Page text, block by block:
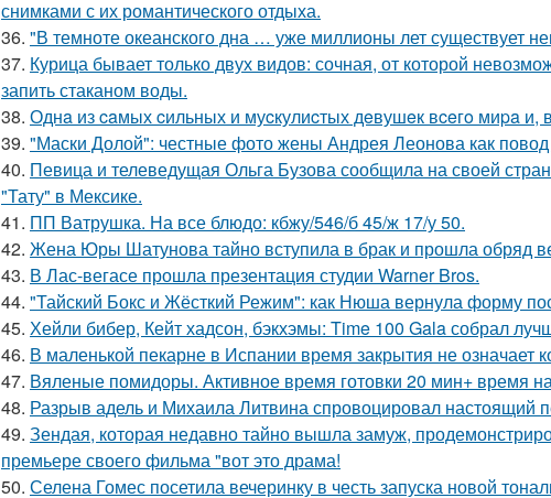
снимками с их романтического отдыха.
36. "В темноте океанского дна … уже миллионы лет существует
37. Курица бывает только двух видов: сочная, от которой
запить стаканом воды.
38. Однa из caмых cильных и муcкулиcтых дeвушeк вceгo миpa и,
39. "Маски Долой": честные фото жены Андрея Леонова как повод
40. Певица и телеведущая Ольга Бузова сообщила на своей
"Тату" в Мексике.
41. ПП Ватрушка. На все блюдо: кбжу/546/б 45/ж 17/у 50.
42. Жена Юры Шатунова тайно вступила в брак и прошла обряд
43. В Лас-вегасе прошла презентация студии Warner Bros.
44. "Тайский Бокс и Жёсткий Режим": как Нюша вернула форму
45. Хейли бибер, Кейт хадсон, бэкхэмы: Time 100 Gala собрал
46. В маленькой пекарне в Испании время закрытия не означает
47. Вяленые помидоры. Активное время готовки 20 мин+ время
48. Разрыв адель и Михаила Литвина спровоцировал настоящий
49. Зендая, которая недавно тайно вышла замуж,
премьере своего фильма "вот это драма!
50. Селена Гомес посетила вечеринку в честь запуска новой